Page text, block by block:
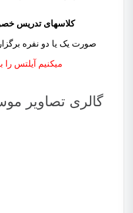
کلاسهای تدریس
صورت یک یا دو نفره
میکنیم آیلتس
گالری تصاویر